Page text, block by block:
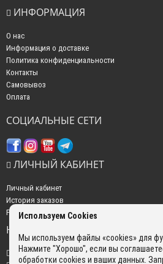
ИНФОРМАЦИЯ
О нас
Информация о доставке
Политика конфиденциальности
Контакты
Самовывоз
Оплата
СОЦИАЛЬНЫЕ СЕТИ
ЛИЧНЫЙ КАБИНЕТ
Личный кабинет
История заказов
Рассылка новостей
НАШИ КОНТАКТЫ
+7 (499) 350-22-51
Используем Cookies
Мы используем файлы «cookies» для
Нажмите "Хорошо", если вы
обработки cookies и ваших данных.